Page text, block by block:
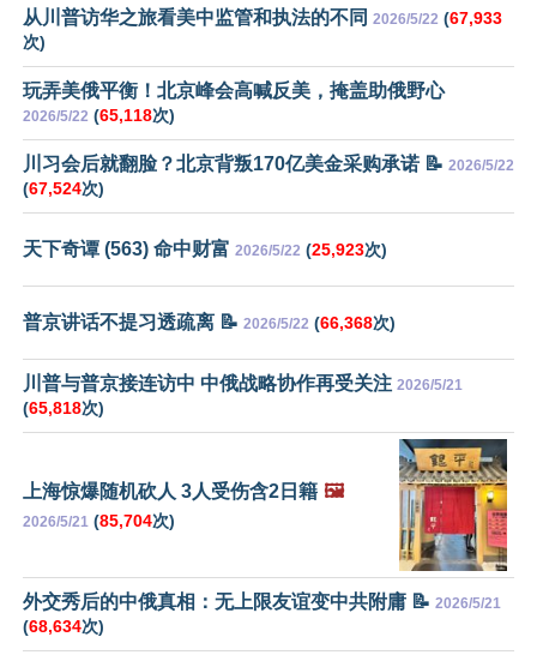
从川普访华之旅看美中监管和执法的不同 2026/5/22 (67,933
次)
玩弄美俄平衡！北京峰会高喊反美，掩盖助俄野心
2026/5/22 (65,118次)
川习会后就翻脸？北京背叛170亿美金采购承诺 📝 2026/5/22
(67,524次)
天下奇谭 (563) 命中财富 2026/5/22 (25,923次)
普京讲话不提习透疏离 📝 2026/5/22 (66,368次)
川普与普京接连访中 中俄战略协作再受关注 2026/5/21
(65,818次)
上海惊爆随机砍人 3人受伤含2日籍 🖼️
2026/5/21 (85,704次)
外交秀后的中俄真相：无上限友谊变中共附庸 📝 2026/5/21
(68,634次)